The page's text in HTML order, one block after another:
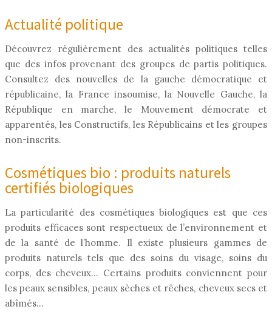
Actualité politique
Découvrez régulièrement des actualités politiques telles
que des infos provenant des groupes de partis politiques.
Consultez des nouvelles de la gauche démocratique et
républicaine, la France insoumise, la Nouvelle Gauche, la
République en marche, le Mouvement démocrate et
apparentés, les Constructifs, les Républicains et les groupes
non-inscrits.
Cosmétiques bio : produits naturels
certifiés biologiques
La particularité des cosmétiques biologiques est que ces
produits efficaces sont respectueux de l’environnement et
de la santé de l’homme. Il existe plusieurs gammes de
produits naturels tels que des soins du visage, soins du
corps, des cheveux… Certains produits conviennent pour
les peaux sensibles, peaux sèches et rêches, cheveux secs et
abîmés…